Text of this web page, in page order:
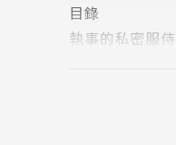
繪者介紹：
黑色豆腐
目錄
執事的私密服